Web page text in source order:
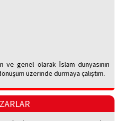
ve genel olarak İslam dünyasının
üzerinde durmaya çalıştım.